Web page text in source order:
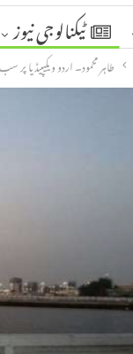
ٹیکنالوجی نیوز
طاہر محمود۔ اردو